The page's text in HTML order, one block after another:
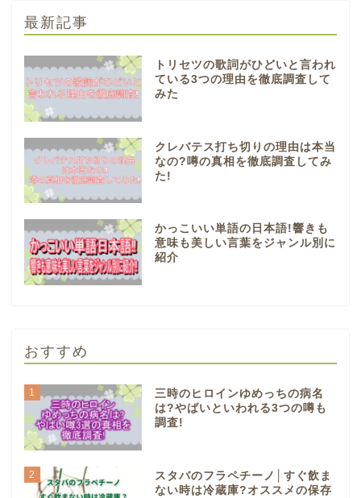
最新記事
トリセツの歌詞がひどいと言われ
ている3つの理由を徹底調査して
みた
クレバテス打ち切りの理由は本当
なの?噂の真相を徹底調査してみ
た!
かっこいい単語の日本語!響きも
意味も美しい言葉をジャンル別に
紹介
おすすめ
1
三時のヒロインゆめっちの病名
は?やばいといわれる3つの噂も
調査!
2
スタバのフラペチーノ│すぐ飲ま
ない時は冷蔵庫?オススメの保存